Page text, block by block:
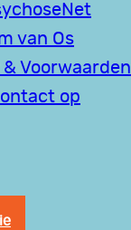
van Os
& Voorwaarden
op